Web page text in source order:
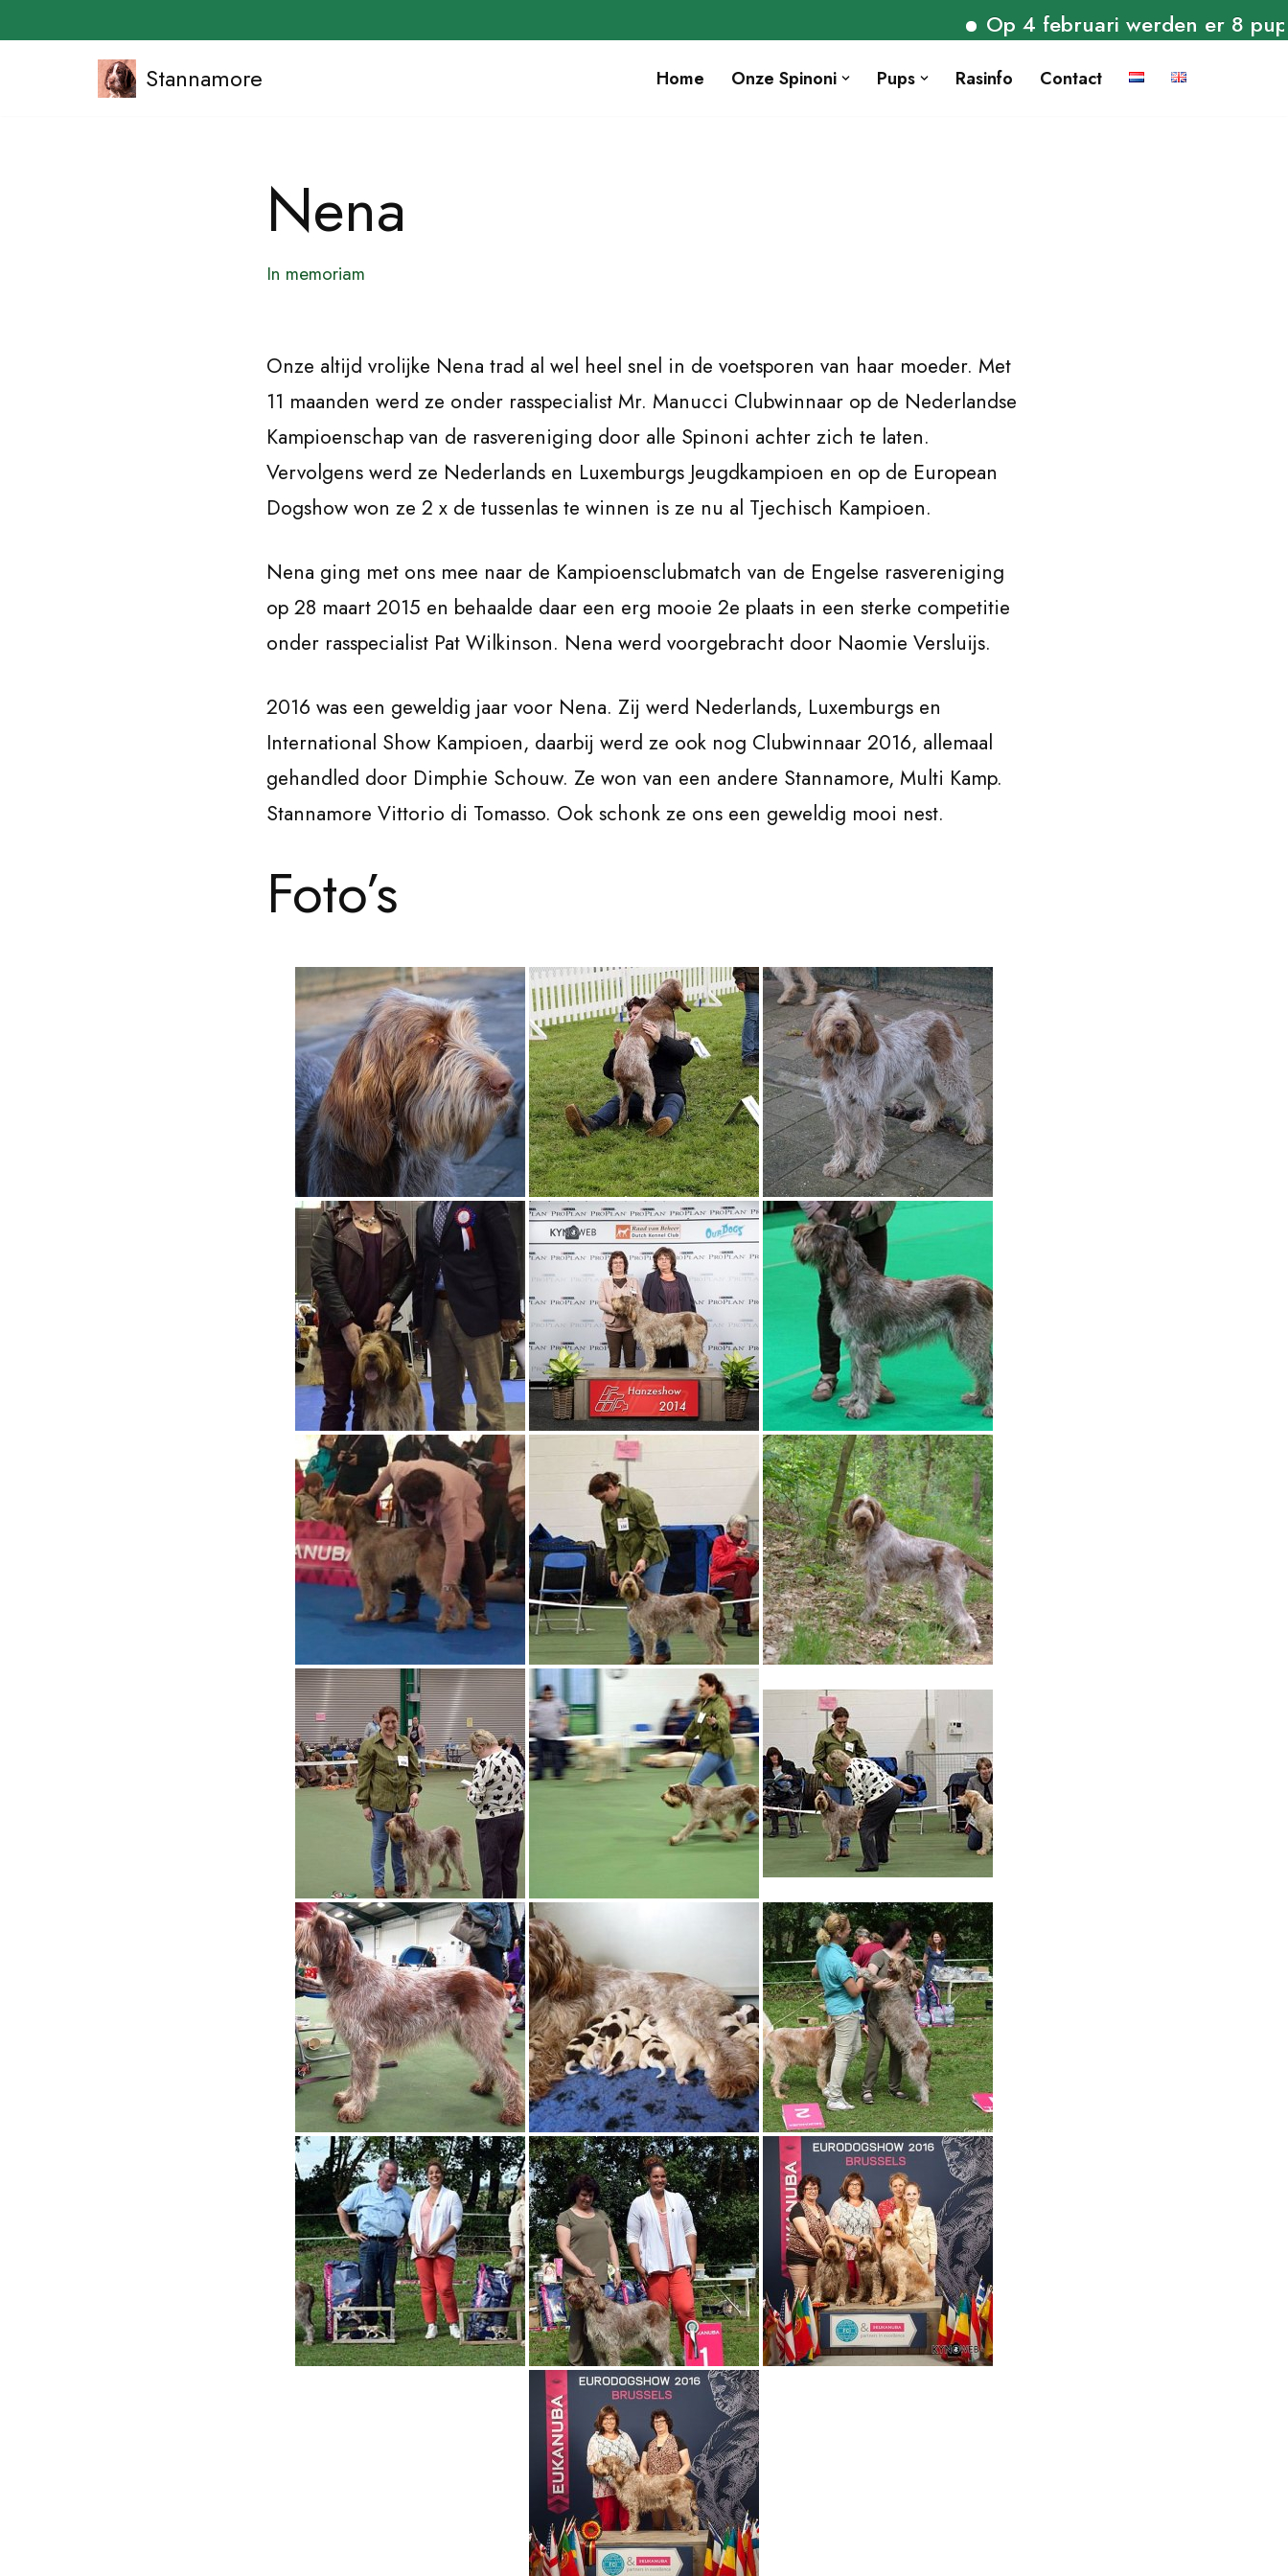
Op 4 februari werden er 8 puppies
Stannamore Home Onze Spinoni Pups Rasinfo Contact
Nena
In memoriam
Onze altijd vrolijke Nena trad al wel heel snel in de voetsporen van haar moeder. Met
11 maanden werd ze onder rasspecialist Mr. Manucci Clubwinnaar op de Nederlandse
Kampioenschap van de rasvereniging door alle Spinoni achter zich te laten.
Vervolgens werd ze Nederlands en Luxemburgs Jeugdkampioen en op de European
Dogshow won ze 2 x de tussenlas te winnen is ze nu al Tjechisch Kampioen.
Nena ging met ons mee naar de Kampioensclubmatch van de Engelse rasvereniging
op 28 maart 2015 en behaalde daar een erg mooie 2e plaats in een sterke competitie
onder rasspecialist Pat Wilkinson. Nena werd voorgebracht door Naomie Versluijs.
2016 was een geweldig jaar voor Nena. Zij werd Nederlands, Luxemburgs en
International Show Kampioen, daarbij werd ze ook nog Clubwinnaar 2016, allemaal
gehandled door Dimphie Schouw. Ze won van een andere Stannamore, Multi Kamp.
Stannamore Vittorio di Tomasso. Ook schonk ze ons een geweldig mooi nest.
Foto’s